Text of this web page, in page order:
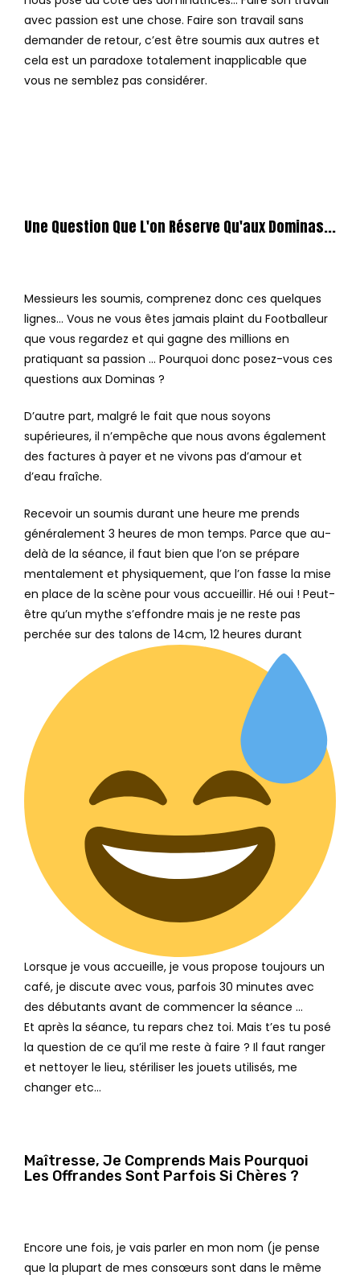
avec passion est une chose. Faire son travail sans
demander de retour, c’est être soumis aux autres et
cela est un paradoxe totalement inapplicable que
vous ne semblez pas considérer.
Une Question Que L'on Réserve Qu'aux Dominas...
Messieurs les soumis, comprenez donc ces quelques
lignes… Vous ne vous êtes jamais plaint du Footballeur
que vous regardez et qui gagne des millions en
pratiquant sa passion … Pourquoi donc posez-vous ces
questions aux Dominas ?
D’autre part, malgré le fait que nous soyons
supérieures, il n’empêche que nous avons également
des factures à payer et ne vivons pas d’amour et
d’eau fraîche.
Recevoir un soumis durant une heure me prends
généralement 3 heures de mon temps. Parce que au-
delà de la séance, il faut bien que l’on se prépare
mentalement et physiquement, que l’on fasse la mise
en place de la scène pour vous accueillir. Hé oui ! Peut-
être qu’un mythe s’effondre mais je ne reste pas
perchée sur des talons de 14cm, 12 heures durant
Lorsque je vous accueille, je vous propose toujours un
café, je discute avec vous, parfois 30 minutes avec
des débutants avant de commencer la séance …
Et après la séance, tu repars chez toi. Mais t’es tu posé
la question de ce qu’il me reste à faire ? Il faut ranger
et nettoyer le lieu, stériliser les jouets utilisés, me
changer etc…
Maîtresse, Je Comprends Mais Pourquoi
Les Offrandes Sont Parfois Si Chères ?
Encore une fois, je vais parler en mon nom (je pense
que la plupart de mes consœurs sont dans le même